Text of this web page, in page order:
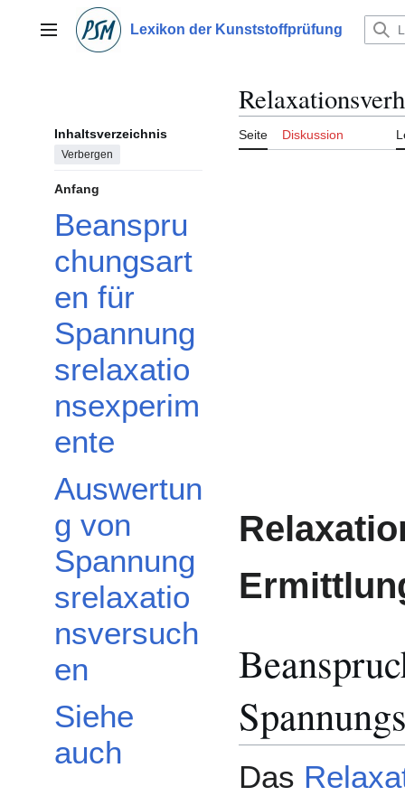
springenHauptmenü Lexikon der Kunststoffprüfung
Inhaltsverzeichnis
Verbergen
Anfang
Beanspru
chungsart
en für
Spannung
srelaxatio
nsexperim
ente
Auswertun
g von
Spannung
srelaxatio
nsversuch
en
Siehe
auch
Seite Diskussion
Das